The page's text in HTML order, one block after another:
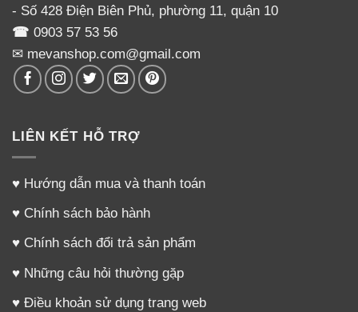
- Số 428 Điện Biên Phủ, phường 11, quận 10
☎ 0903 57 53 56
✉ mevanshop.com@gmail.com
LIÊN KẾT HỖ TRỢ
♥ Hướng dẫn mua và thanh toán
♥ Chính sách bảo hành
♥ Chính sách đổi trả sản phẩm
♥ Những câu hỏi thường gặp
♥ Điều khoản sử dụng trang web